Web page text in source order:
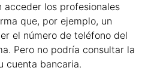
acceder los profesionales
que, por ejemplo, un
el número de teléfono del
Pero no podría consultar la
cuenta bancaria.